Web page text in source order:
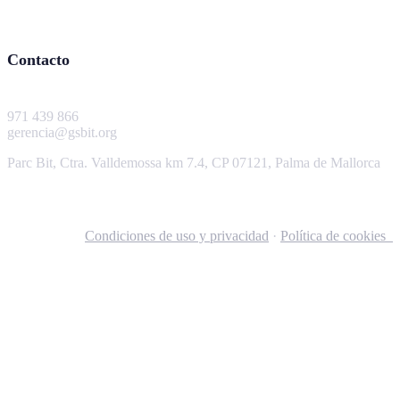
Contacto
971 439 866
gerencia@gsbit.org
Parc Bit, Ctra. Valldemossa km 7.4, CP 07121, Palma de Mallorca
Condiciones de uso y privacidad · Política de cookies